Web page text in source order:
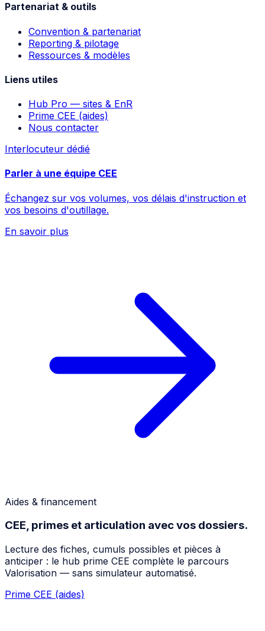
Partenariat & outils
Convention & partenariat
Reporting & pilotage
Ressources & modèles
Liens utiles
Hub Pro — sites & EnR
Prime CEE (aides)
Nous contacter
Interlocuteur dédié
Parler à une équipe CEE
Échangez sur vos volumes, vos délais d'instruction et
vos besoins d'outillage.
En savoir plus
Aides & financement
CEE, primes et articulation avec vos dossiers.
Lecture des fiches, cumuls possibles et pièces à
anticiper : le hub prime CEE complète le parcours
Valorisation — sans simulateur automatisé.
Prime CEE (aides)